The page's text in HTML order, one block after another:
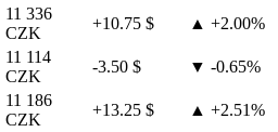
11 336
CZK
+10.75 $
▲ +2.00%
11 114
CZK
-3.50 $
▼ -0.65%
11 186
CZK
+13.25 $
▲ +2.51%